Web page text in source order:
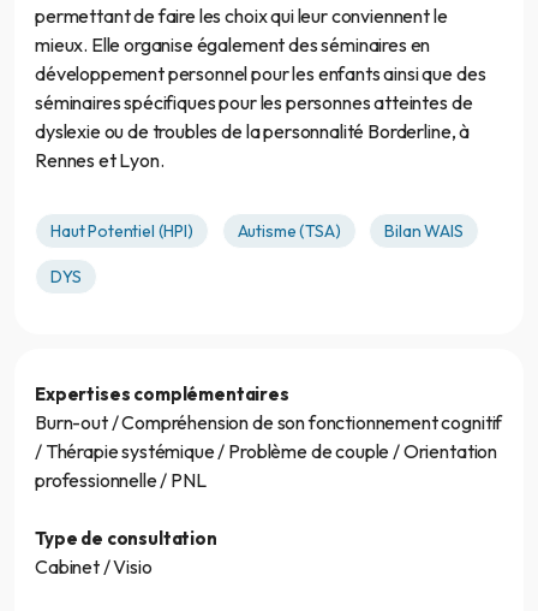
permettant de faire les choix qui leur conviennent le
mieux. Elle organise également des séminaires en
développement personnel pour les enfants ainsi que des
séminaires spécifiques pour les personnes atteintes de
dyslexie ou de troubles de la personnalité Borderline, à
Rennes et Lyon.
Haut Potentiel (HPI) Autisme (TSA) Bilan WAIS
DYS
Expertises complémentaires
Burn-out / Compréhension de son fonctionnement cognitif
/ Thérapie systémique / Problème de couple / Orientation
professionnelle / PNL
Type de consultation
Cabinet / Visio